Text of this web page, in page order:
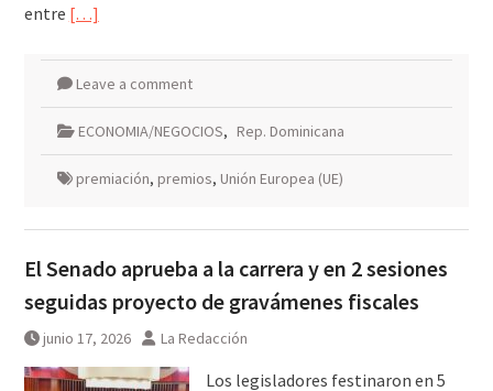
entre […]
Leave a comment
ECONOMIA/NEGOCIOS, Rep. Dominicana
premiación, premios, Unión Europea (UE)
El Senado aprueba a la carrera y en 2 sesiones
seguidas proyecto de gravámenes fiscales
junio 17, 2026 La Redacción
Los legisladores festinaron en 5